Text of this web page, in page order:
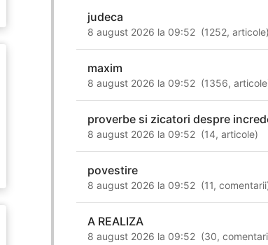
judeca
8 august 2026 la 09:52 (1252,articole)
maxim
8 august 2026 la 09:52 (1356,articole
proverbe si zicatori despre
8 august 2026 la 09:52 (14,articole)
povestire
8 august 2026 la 09:52 (11,comentarii
A REALIZA
8 august 2026 la 09:52 (30,